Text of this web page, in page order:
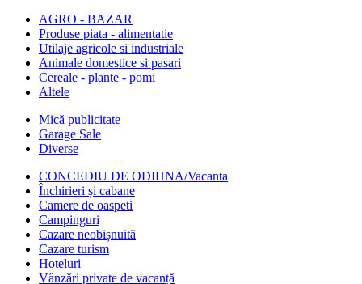
AGRO - BAZAR
Produse piata - alimentatie
Utilaje agricole si industriale
Animale domestice si pasari
Cereale - plante - pomi
Altele
Mică publicitate
Garage Sale
Diverse
CONCEDIU DE ODIHNA/Vacanta
Închirieri și cabane
Camere de oaspeti
Campinguri
Cazare neobișnuită
Cazare turism
Hoteluri
Vânzări private de vacanță